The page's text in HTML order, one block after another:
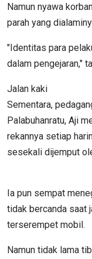
Namun nyawa
parah yang
"Identitas para
dalam pengejaran,"
Jalan kaki
Sementara,
Palabuhanratu, Aji
rekannya setiap
sesekali dijemput
Ia pun sempat
tidak bercanda saat
terserempet mobil.
Namun tidak lama